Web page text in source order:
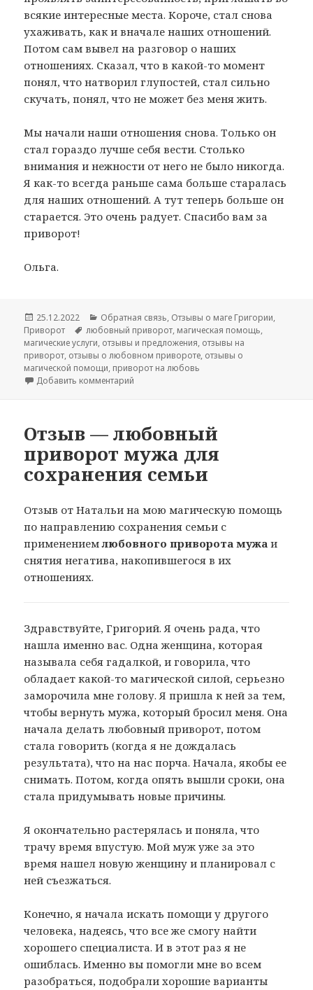
всякие интересные места. Короче, стал снова
ухаживать, как и вначале наших отношений.
Потом сам вывел на разговор о наших
отношениях. Сказал, что в какой-то момент
понял, что натворил глупостей, стал сильно
скучать, понял, что не может без меня жить.
Мы начали наши отношения снова. Только он
стал гораздо лучше себя вести. Столько
внимания и нежности от него не было никогда.
Я как-то всегда раньше сама больше старалась
для наших отношений. А тут теперь больше он
старается. Это очень радует. Спасибо вам за
приворот!
Ольга.
Опубликовано
25.12.2022 Рубрики
Обратная связь, Отзывы о маге Григории,
Приворот
Метки
любовный приворот, магическая помощь,
магические услуги, отзывы и предложения, отзывы на
приворот, отзывы о любовном привороте, отзывы о
магической помощи, приворот на любовь
Добавить комментарий
Отзыв — любовный
приворот мужа для
сохранения семьи
Отзыв от Натальи на мою магическую помощь
по направлению сохранения семьи с
применениемлюбовного приворота мужа и
снятия негатива, накопившегося в их
отношениях.
Здравствуйте, Григорий. Я очень рада, что
нашла именно вас. Одна женщина, которая
называла себя гадалкой, и говорила, что
обладает какой-то магической силой, серьезно
заморочила мне голову. Я пришла к ней за тем,
чтобы вернуть мужа, который бросил меня. Она
начала делать любовный приворот, потом
стала говорить (когда я не дождалась
результата), что на нас порча. Начала, якобы ее
снимать. Потом, когда опять вышли сроки, она
стала придумывать новые причины.
Я окончательно растерялась и поняла, что
трачу время впустую. Мой муж уже за это
время нашел новую женщину и планировал с
ней съезжаться.
Конечно, я начала искать помощи у другого
человека, надеясь, что все же смогу найти
хорошего специалиста. И в этот раз я не
ошиблась. Именно вы помогли мне во всем
разобраться, подобрали хорошие варианты